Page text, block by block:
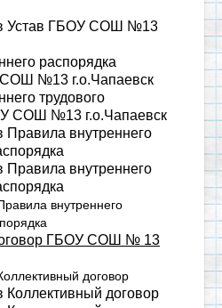
Устав ГБОУ СОШ №13
распорядка
№13 г.о.Чапаевск
трудового
СОШ №13 г.о.Чапаевск
Правила внутреннего
Правила внутреннего
внутреннего
ГБОУ СОШ № 13
договор
Коллективный договор